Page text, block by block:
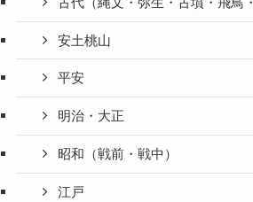
安土桃山
平安
明治・大正
昭和（戦前・戦中）
江戸